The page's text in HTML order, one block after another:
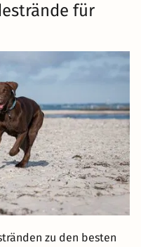
für
zu den besten